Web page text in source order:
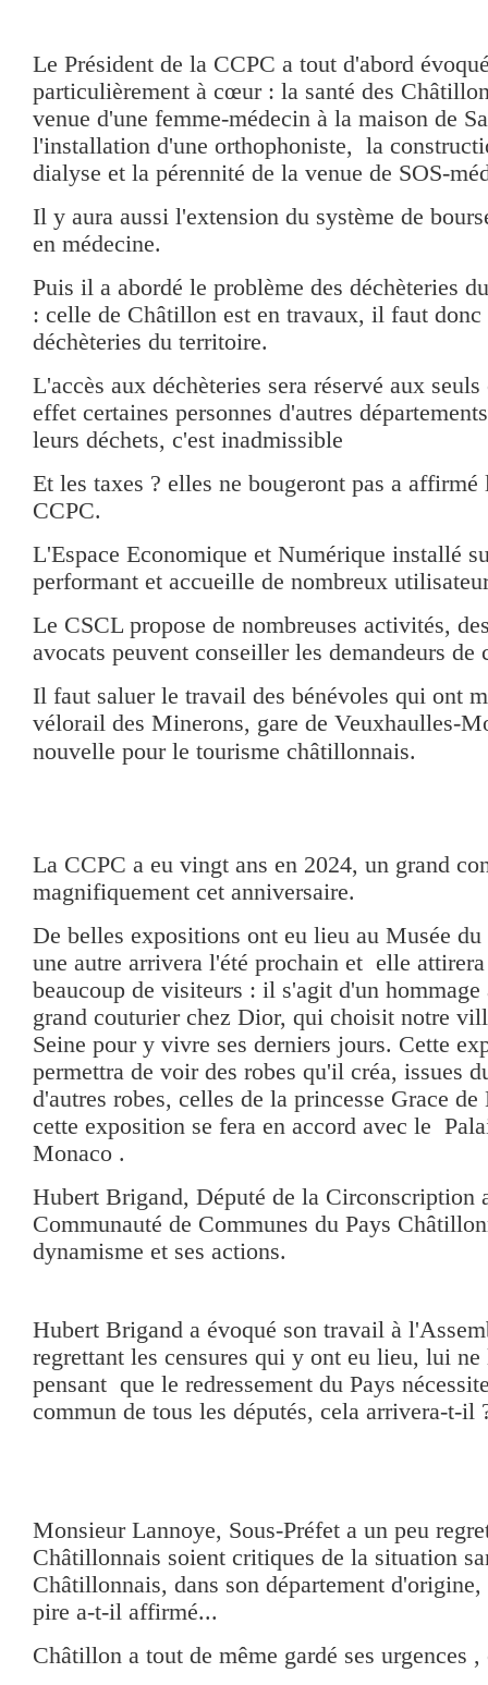
Le Président de la CCPC a tout d'abord
particulièrement à cœur : la santé des
venue d'une femme-médecin à la maison de
l'installation d'une orthophoniste, la
dialyse et la pérennité de la venue de SOS-
Il y aura aussi l'extension du système de
en médecine.
Puis il a abordé le problème des déchèteries
: celle de Châtillon est en travaux, il faut
déchèteries du territoire.
L'accès aux déchèteries sera réservé aux
effet certaines personnes d'autres
leurs déchets, c'est inadmissible
Et les taxes ? elles ne bougeront pas a affirmé
CCPC.
L'Espace Economique et Numérique installé
performant et accueille de nombreux
Le CSCL propose de nombreuses activités,
avocats peuvent conseiller les demandeurs
Il faut saluer le travail des bénévoles qui ont
vélorail des Minerons, gare de Veuxhaulles-
nouvelle pour le tourisme châtillonnais.
La CCPC a eu vingt ans en 2024, un grand
magnifiquement cet anniversaire.
De belles expositions ont eu lieu au Musée
une autre arrivera l'été prochain et elle attirera
beaucoup de visiteurs : il s'agit d'un
grand couturier chez Dior, qui choisit notre
Seine pour y vivre ses derniers jours. Cette
permettra de voir des robes qu'il créa, issues
d'autres robes, celles de la princesse Grace
cette exposition se fera en accord avec le
Monaco .
Hubert Brigand, Député de la Circonscription
Communauté de Communes du Pays
dynamisme et ses actions.
Hubert Brigand a évoqué son travail à
regrettant les censures qui y ont eu lieu, lui ne
pensant que le redressement du Pays
commun de tous les députés, cela arrivera-t-il
Monsieur Lannoye, Sous-Préfet a un peu
Châtillonnais soient critiques de la situation
Châtillonnais, dans son département
pire a-t-il affirmé...
Châtillon a tout de même gardé ses urgences